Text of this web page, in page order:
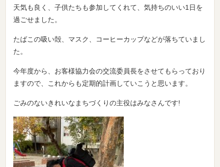
天気も良く、子供たちも参加してくれて、気持ちのいい1日を
過ごせました。
たばこの吸い殻、マスク、コーヒーカップなどが落ちていまし
た。
今年度から、お客様協力会の交流委員長をさせてもらっており
ますので、これからも定期的計画していこうと思います。
ごみのないきれいなまちづくりの主役はみなさんです!